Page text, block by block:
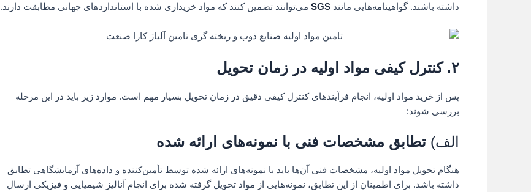
داشته باشند. گواهینامه‌هایی مانند SGS می‌توانند تضمین کنند که مواد خریداری شده با استانداردهای جهانی مطابقت دارند.
۲. کنترل کیفی مواد اولیه در زمان تحویل
پس از خرید مواد اولیه، انجام فرآیندهای کنترل کیفی دقیق در زمان تحویل بسیار مهم است. موارد زیر باید در این مرحله
بررسی شوند:
الف) تطابق مشخصات فنی با نمونه‌های ارائه شده
هنگام تحویل مواد اولیه، مشخصات فنی آن‌ها باید با نمونه‌های ارائه شده توسط تأمین‌کننده و داده‌های آزمایشگاهی تطابق
داشته باشد. برای اطمینان از این تطابق، نمونه‌هایی از مواد تحویل گرفته شده برای انجام آنالیز شیمیایی و فیزیکی ارسال